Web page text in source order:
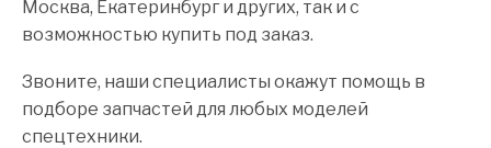
Москва, Екатеринбург и других, так и с
возможностью купить под заказ.
Звоните, наши специалисты окажут помощь в
подборе запчастей для любых моделей
спецтехники.